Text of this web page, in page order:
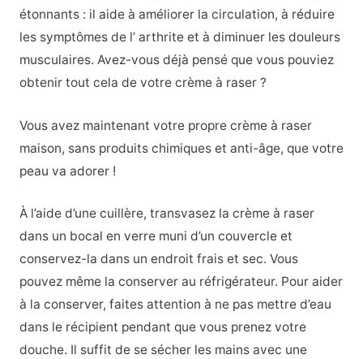
étonnants : il aide à améliorer la circulation, à réduire
les symptômes de l’arthriteet à diminuer les douleurs
musculaires. Avez-vous déjà pensé que vous pouviez
obtenir tout cela de votre crème à raser ?
Vous avez maintenant votre propre crème à raser
maison, sans produits chimiques et anti-âge, que votre
peau va adorer !
À l’aide d’une cuillère, transvasez la crème à raser
dans un bocal en verre muni d’un couvercle et
conservez-la dans un endroit frais et sec. Vous
pouvez même la conserver au réfrigérateur. Pour aider
à la conserver, faites attention à ne pas mettre d’eau
dans le récipient pendant que vous prenez votre
douche. Il suffit de se sécher les mains avec une